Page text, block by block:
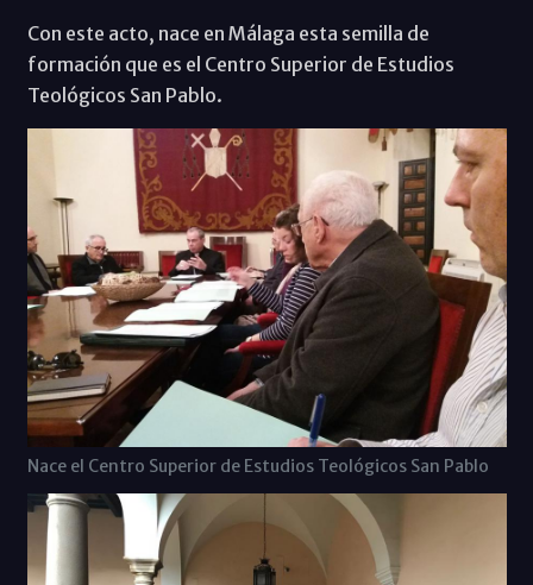
Con este acto, nace en Málaga esta semilla de
formación que es el Centro Superior de Estudios
Teológicos San Pablo.
Nace el Centro Superior de Estudios Teológicos San Pablo